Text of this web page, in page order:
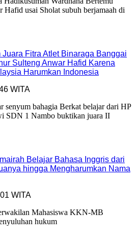
Fitra Atlet Binaraga Banggai
Sulteng Anwar Hafid Karena
Harumkan Indonesia
WITA
Belajar Bahasa Inggris dari
hingga Mengharumkan Nama
WITA